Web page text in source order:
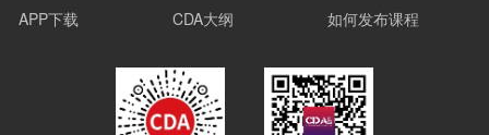
APP下载
CDA大纲
如何发布课程